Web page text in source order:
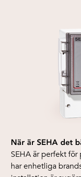
När är SEHA det
SEHA är perfekt
har enhetliga